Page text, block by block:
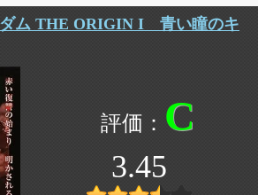
ム THE ORIGIN I 青い瞳のキ
C
3.45